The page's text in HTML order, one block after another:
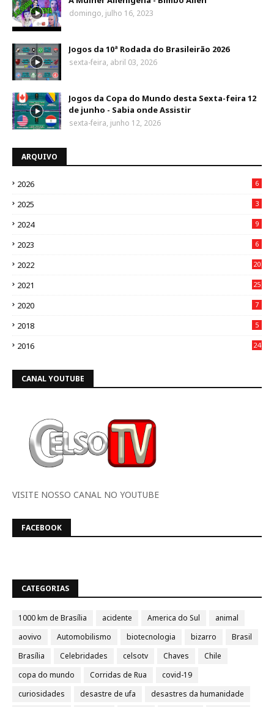
domingo, julho 16, 2023
Jogos da 10ª Rodada do Brasileirão 2026
sexta-feira, abril 03, 2026
Jogos da Copa do Mundo desta Sexta-feira 12
de junho - Sabia onde Assistir
sexta-feira, junho 12, 2026
ARQUIVO
2026 6
2025 3
2024 9
2023 6
2022 20
2021 25
2020 7
2018 5
2016 24
CANAL YOUTUBE
VISITE NOSSO CANAL NO YOUTUBE
FACEBOOK
CATEGORIAS
1000 km de Brasília acidente America do Sul
animal
aovivo
Automobilismo biotecnologia bizarro
Brasil
Brasília
Celebridades celsotv Chaves
Chile
copa do mundo
Corridas de Rua
covid-19
curiosidades
desastre de ufa
desastres da humanidade